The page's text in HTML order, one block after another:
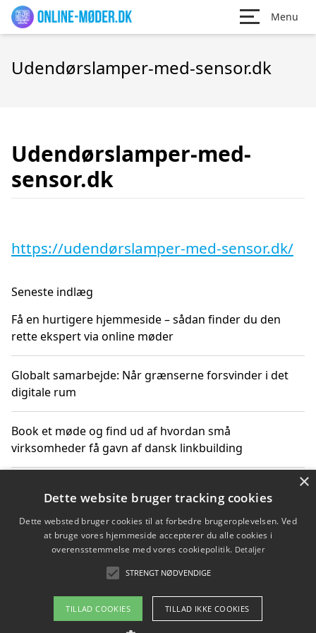
Menu
Udendørslamper-med-sensor.dk
Udendørslamper-med-
sensor.dk
https://udendørslamper-med-sensor.dk/
Seneste indlæg
Få en hurtigere hjemmeside – sådan finder du den
rette ekspert via online møder
Globalt samarbejde: Når grænserne forsvinder i det
digitale rum
Book et møde og find ud af hvordan små
virksomheder få gavn af dansk linkbuilding
får du indgår et samarbejde
Hold et møde med en WordPress ekspert og vælg den
mest professionelle til at vedligeholde din løsning
Copyright 2026 - Pilanto Aps
×
Dette website bruger tracking cookies
Dette websted bruger cookies til at forbedre brugeroplevelsen. Ved
at bruge vores hjemmeside accepterer du alle cookies i
overensstemmelse med vores cookiepolitik. Detaljer
STRENGT NØDVENDIGE
TILLAD COOKIES TILLAD IKKE COOKIES